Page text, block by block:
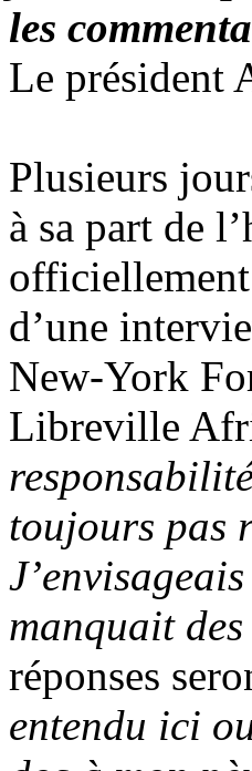
les
Le président
Plusieurs
à sa part de
d’une
New-York
Libreville
toujours pas
manquait
réponses
entendu ici